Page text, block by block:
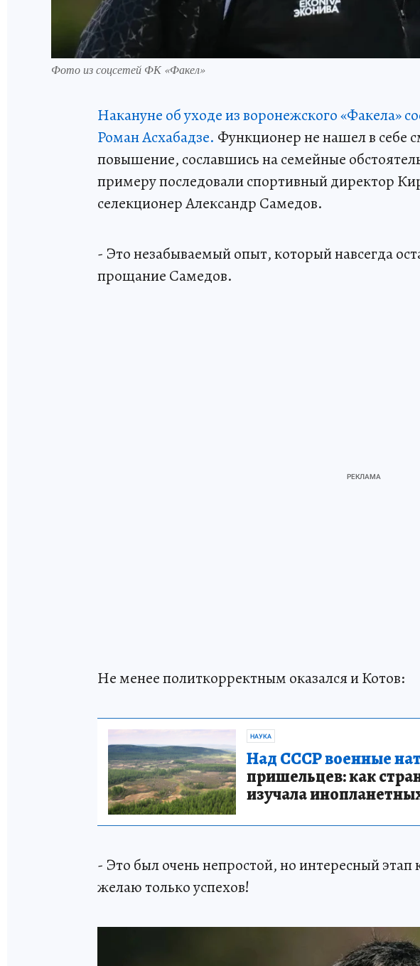
Фото из соцсетей ФК «Факел»
Накануне об уходе из воронежского «Факела»
Роман Асхабадзе. Функционер не нашел в себе
повышение, сославшись на семейные
примеру последовали спортивный директор
селекционер Александр Самедов.
- Это незабываемый опыт, который навсегда
прощание Самедов.
Не менее политкорректным оказался и Котов:
НАУКА
Над СССР военные
пришельцев: как
изучала
- Это был очень непростой, но интересный
желаю только успехов!